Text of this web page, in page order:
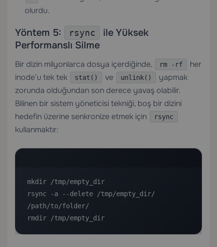
olurdu.
Yöntem 5: rsync
ile Yüksek
Performanslı Silme
Bir dizin milyonlarca dosya içerdiğinde, rm -rf
her
inode’u tek tek
stat() ve unlink()
yapmak
zorunda olduğundan son derece yavaş olabilir.
Bilinen bir sistem yöneticisi tekniği, boş bir dizini
hedefin üzerine senkronize etmek için
rsync
kullanmaktır:
mkdir /tmp/empty_dir
rsync -a --delete /tmp/empty_dir/
/path/to/folder/
rmdir /tmp/empty_dir